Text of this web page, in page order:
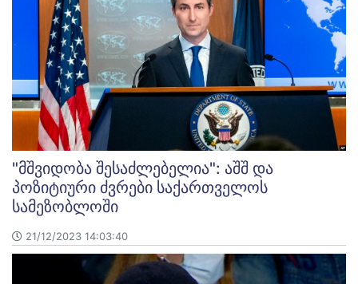
"მშვიდობა შესაძლებელია": აშშ და
პოზიტიური ძვრები საქართველოს
სამეზობლოში
21/12/2023 14:03:40